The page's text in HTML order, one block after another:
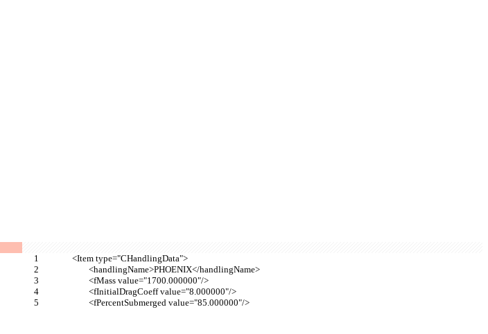
		<Item type="CHandlingData">
			<handlingName>PHOENIX</handlingName>
			<fMass value="1700.000000"/>
			<fInitialDragCoeff value="8.000000"/>
			<fPercentSubmerged value="85.000000"/>